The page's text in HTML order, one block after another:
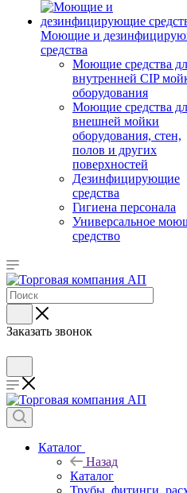
Моющие и
средства
Моющие средства
внутренней CIP
оборудования
Моющие средства
внешней мойки
оборудования, стен,
полов и других
поверхностей
Дезинфицирующие
средства
Гигиена персонала
Универсальное
средство
Заказать звонок
Каталог
Назад
Каталог
Трубы, фитинги,